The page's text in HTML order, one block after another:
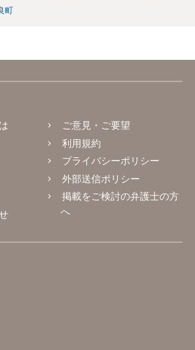
町
ご意見・ご要望
利用規約
プライバシーポリシー
外部送信ポリシー
掲載をご検討の弁護士の方
へ